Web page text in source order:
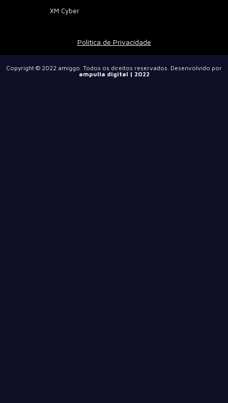
XM Cyber
Política de Privacidade
Copyright © 2022 amiggo . Todos os direitos reservados. Desenvolvido por
ampulla digital | 2022